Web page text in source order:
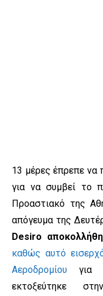
13 μέρες έπρεπε να
για να συμβεί το
Προαστιακό της
απόγευμα της
Desiro
καθώς αυτό
Αεροδρομίου για
εκτοξεύτηκε